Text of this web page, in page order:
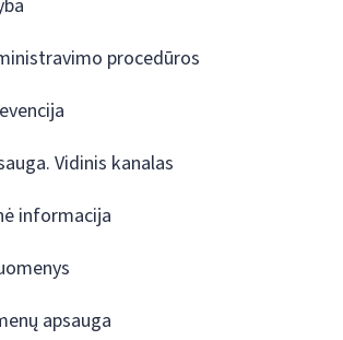
procedūros
Vidinis kanalas
informacija
apsauga